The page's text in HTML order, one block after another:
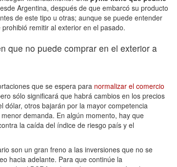
Argentina, después de que embarcó su producto
de este tipo u otras; aunque se puede entender
remitir al exterior en el pasado.
que no puede comprar en el exterior a
que se espera para normalizar el comercio
sólo significará que habrá cambios en los precios
dólar, otros bajarán por la mayor competencia
demanda. En algún momento, hay que
la caída del índice de riesgo país y el
son un gran freno a las inversiones que no se
hacia adelante. Para que continúe la